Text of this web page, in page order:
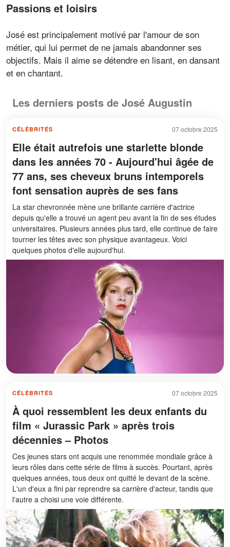
Passions et loisirs
José est principalement motivé par l'amour de son
métier, qui lui permet de ne jamais abandonner ses
objectifs. Mais il aime se détendre en lisant, en dansant
et en chantant.
Les derniers posts de José Augustin
07 octobre 2025
CÉLÉBRITÉS
Elle était autrefois une starlette blonde
dans les années 70 - Aujourd'hui âgée de
77 ans, ses cheveux bruns intemporels
font sensation auprès de ses fans
La star chevronnée mène une brillante carrière d'actrice
depuis qu'elle a trouvé un agent peu avant la fin de ses études
universitaires. Plusieurs années plus tard, elle continue de faire
tourner les têtes avec son physique avantageux. Voici
quelques photos d'elle aujourd'hui.
07 octobre 2025
CÉLÉBRITÉS
À quoi ressemblent les deux enfants du
film « Jurassic Park » après trois
décennies – Photos
Ces jeunes stars ont acquis une renommée mondiale grâce à
leurs rôles dans cette série de films à succès. Pourtant, après
quelques années, tous deux ont quitté le devant de la scène.
L'un d'eux a fini par reprendre sa carrière d'acteur, tandis que
l'autre a choisi une voie différente.